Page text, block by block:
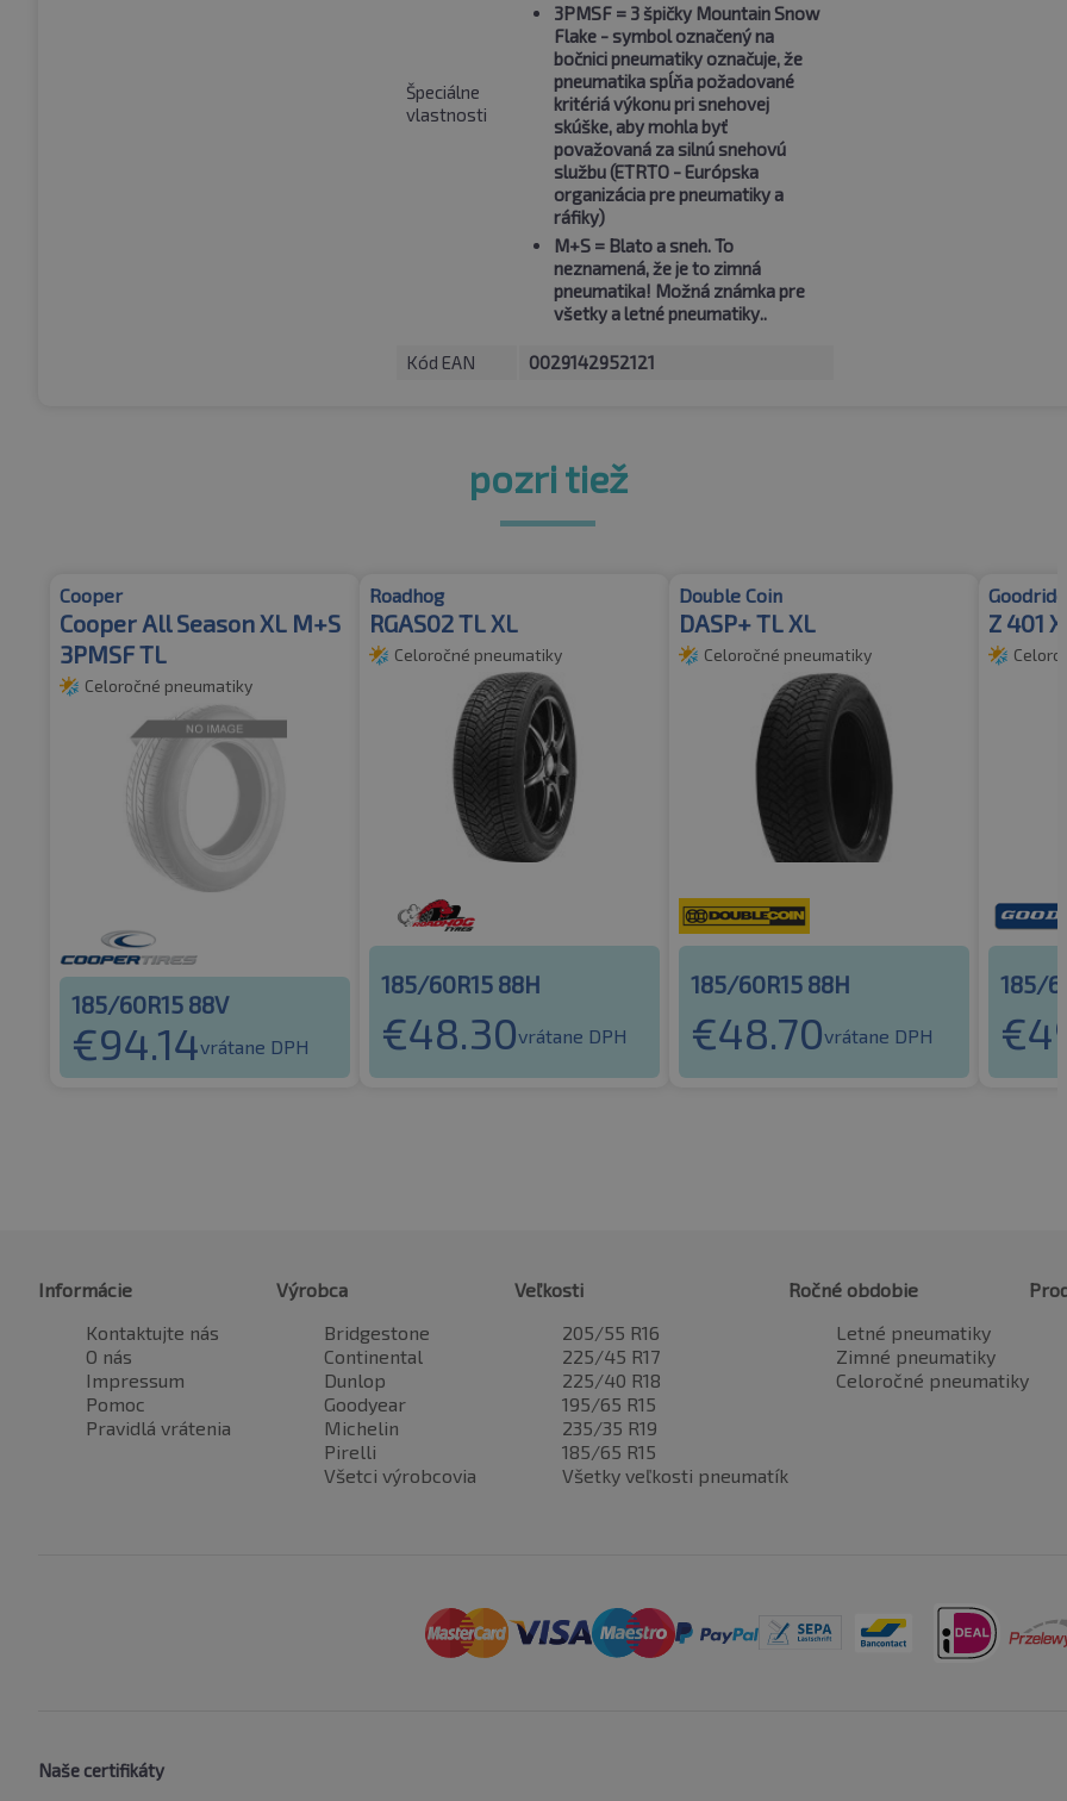
Špeciálne
vlastnosti
3PMSF= 3 špičky Mountain Snow
Flake - symbol označený na
bočnici pneumatiky označuje, že
pneumatika spĺňa požadované
kritériá výkonu pri snehovej
skúške, aby mohla byť
považovaná za silnú snehovú
službu (ETRTO - Európska
organizácia pre pneumatiky a
ráfiky)
M+S= Blato a sneh. To
neznamená, že je to zimná
pneumatika! Možná známka pre
všetky a letné pneumatiky..
Kód EAN 0029142952121
pozri tiež
Cooper
Cooper All Season XL M+S
3PMSF TL
Celoročné pneumatiky
185/60R15 88V
€94.14vrátane DPH
Roadhog
RGAS02 TL XL
Celoročné pneumatiky
185/60R15 88H
€48.30vrátane DPH
Double Coin
DASP+ TL XL
Celoročné pneumatiky
185/60R15 88H
€48.70vrátane DPH
Goodride
Z 401
185/
€
Informácie
Kontaktujte nás
O nás
Impressum
Pomoc
Pravidlá vrátenia
Výrobca
Bridgestone
Continental
Dunlop
Goodyear
Michelin
Pirelli
Všetci výrobcovia
Veľkosti
205/55 R16
225/45 R17
225/40 R18
195/65 R15
235/35 R19
185/65 R15
Všetky veľkosti pneumatík
Ročné obdobie
Letné pneumatiky
Zimné pneumatiky
Celoročné pneumatiky
Naše certifikáty